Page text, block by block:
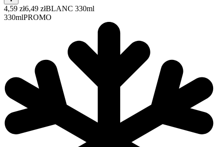
4,59 zł6,49 złBLANC 330ml
330mlPROMO